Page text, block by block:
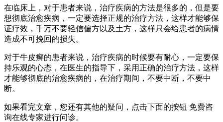
在临床上，对于患者来说，治疗疾病的方法是很多的，但是要
想彻底治愈疾病，一定要选择正规的治疗方法，这样才能够保
证疗效，千万不要轻信偏方以及土方，这样只会给患者的病情
造成不可挽回的损失。
对于牛皮癣的患者来说，治疗疾病的时候要有耐心，一定要保
持乐观的心态，在医生的指导下，采用正确的治疗方法，这样
才能够彻底的治愈疾病的，在治疗期间，不要中断，不要中
断。
如果看完文章，您还有其他的疑问，点击下面的按钮 免费咨
询在线专家进行问诊。